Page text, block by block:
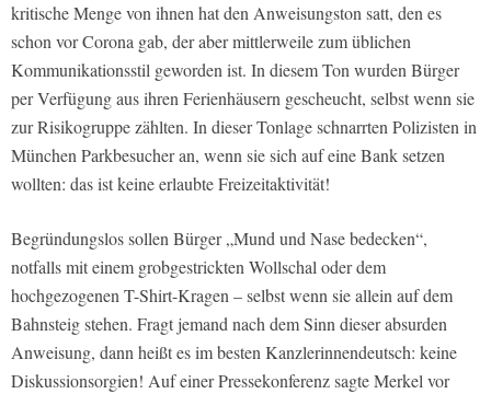
kritische Menge von ihnen hat den Anweisungston satt, den es
schon vor Corona gab, der aber mittlerweile zum üblichen
Kommunikationsstil geworden ist. In diesem Ton wurden Bürger
per Verfügung aus ihren Ferienhäusern gescheucht, selbst wenn sie
zur Risikogruppe zählten. In dieser Tonlage schnarrten Polizisten in
München Parkbesucher an, wenn sie sich auf eine Bank setzen
wollten: das ist keine erlaubte Freizeitaktivität!
Begründungslos sollen Bürger „Mund und Nase bedecken“,
notfalls mit einem grobgestrickten Wollschal oder dem
hochgezogenen T-Shirt-Kragen – selbst wenn sie allein auf dem
Bahnsteig stehen. Fragt jemand nach dem Sinn dieser absurden
Anweisung, dann heißt es im besten Kanzlerinnendeutsch: keine
Diskussionsorgien! Auf einer Pressekonferenz sagte Merkel vor